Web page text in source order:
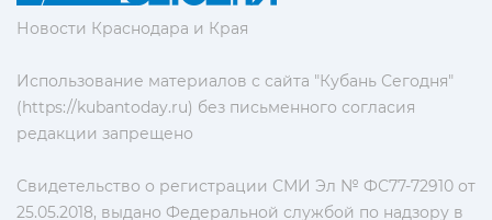
Новости Краснодара и Края
Использование материалов с сайта "Кубань Сегодня"
(https://kubantoday.ru) без письменного согласия
редакции запрещено
Свидетельство о регистрации СМИ Эл № ФС77-72910 от
25.05.2018, выдано Федеральной службой по надзору в